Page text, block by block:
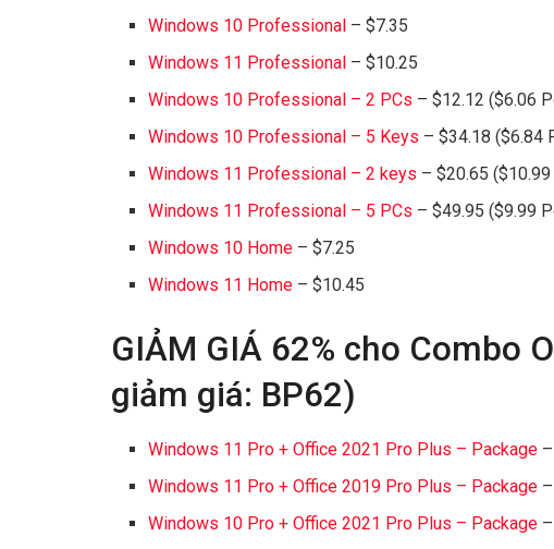
Windows 10 Professional – $7.35
Windows 11 Professional – $10.25
Windows 10 Professional – 2 PCs – $12.12 ($6.06
Windows 10 Professional – 5 Keys – $34.18 ($6.84
Windows 11 Professional – 2 keys – $20.65
Windows 11 Professional – 5 PCs – $49.95 ($9.99
Windows 10 Home – $7.25
Windows 11 Home – $10.45
GIẢM GIÁ 62% cho Combo
giảm giá: BP62)
Windows 11 Pro + Office 2021 Pro Plus – Package
Windows 11 Pro + Office 2019 Pro Plus – Package
Windows 10 Pro + Office 2021 Pro Plus – Package